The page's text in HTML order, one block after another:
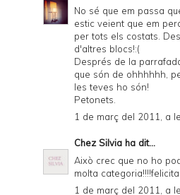
No sé que em passa
estic veient que em
per tots els costats.
d'altres blocs!:(
Després de la
que són de ohhhhhh,
les teves ho són!
Petonets.
1 de març del 2011, a
Chez Silvia ha dit...
Això crec que no ho
molta
1 de març del 2011, a